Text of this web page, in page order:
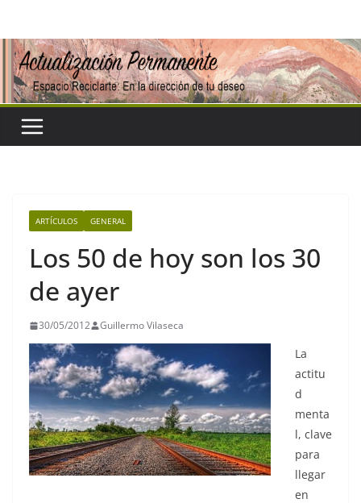
contenido
ARTÍCULOS GENERAL
Los 50 de hoy son los 30
de ayer
30/05/2012 Guillermo Vilaseca
La
actitu
d
menta
l, clave
para
llegar
en